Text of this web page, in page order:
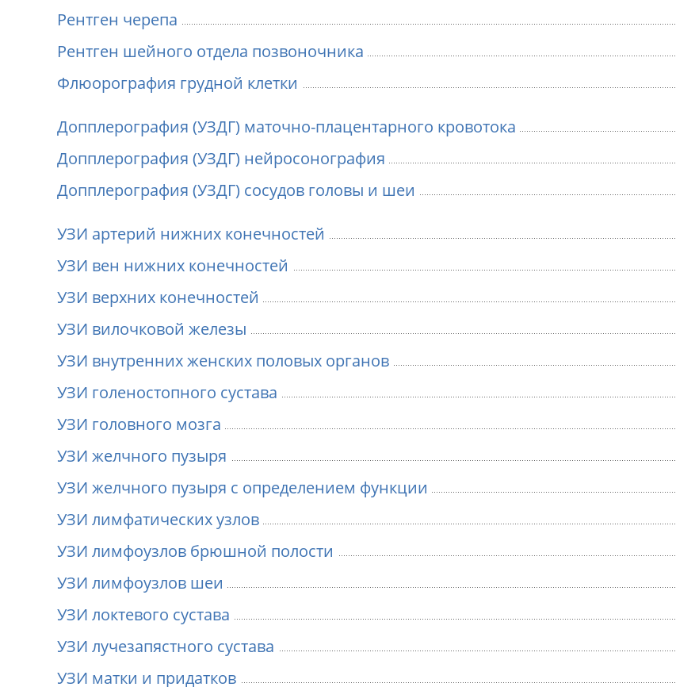
Рентген черепа
Рентген шейного отдела позвоночника
Флюорография грудной клетки
Допплерография (УЗДГ) маточно-плацентарного кровотока
Допплерография (УЗДГ) нейросонография
Допплерография (УЗДГ) сосудов головы и шеи
УЗИ артерий нижних конечностей
УЗИ вен нижних конечностей
УЗИ верхних конечностей
УЗИ вилочковой железы
УЗИ внутренних женских половых органов
УЗИ голеностопного сустава
УЗИ головного мозга
УЗИ желчного пузыря
УЗИ желчного пузыря с определением функции
УЗИ лимфатических узлов
УЗИ лимфоузлов брюшной полости
УЗИ лимфоузлов шеи
УЗИ локтевого сустава
УЗИ лучезапястного сустава
УЗИ матки и придатков